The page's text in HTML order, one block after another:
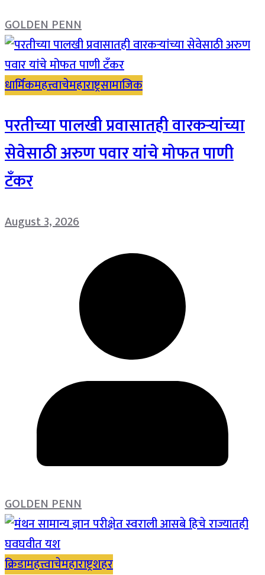
GOLDEN PENN
धार्मिकमहत्त्वाचेमहाराष्ट्रसामाजिक
परतीच्या पालखी प्रवासातही वारकऱ्यांच्या
सेवेसाठी अरुण पवार यांचे मोफत पाणी
टँकर
August 3, 2026
GOLDEN PENN
क्रिडामहत्त्वाचेमहाराष्ट्रशहर